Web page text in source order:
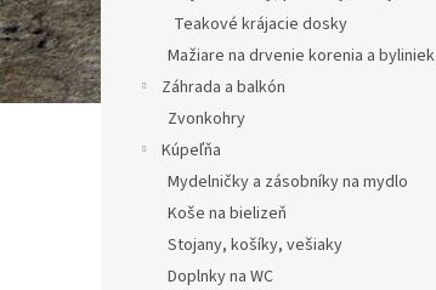
Teakové krájacie dosky
Mažiare na drvenie korenia a byliniek
Záhrada a balkón
Zvonkohry
Kúpeľňa
Mydelničky a zásobníky na mydlo
Koše na bielizeň
Stojany, košíky, vešiaky
Doplnky na WC